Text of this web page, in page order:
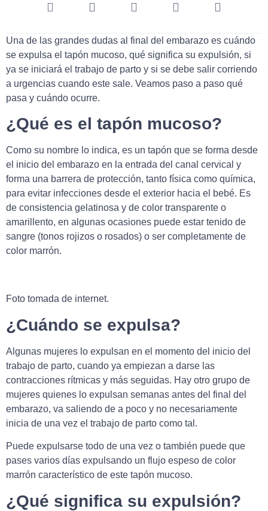
Una de las grandes dudas al final del embarazo es cuándo
se expulsa el tapón mucoso, qué significa su expulsión, si
ya se iniciará el trabajo de parto y si se debe salir corriendo
a urgencias cuando este sale. Veamos paso a paso qué
pasa y cuándo ocurre.
¿Qué es el tapón mucoso?
Como su nombre lo indica, es un tapón que se forma desde
el inicio del embarazo en la entrada del canal cervical y
forma una barrera de protección, tanto física como química,
para evitar infecciones desde el exterior hacia el bebé. Es
de consistencia gelatinosa y de color transparente o
amarillento, en algunas ocasiones puede estar tenido de
sangre (tonos rojizos o rosados) o ser completamente de
color marrón.
Foto tomada de internet.
¿Cuándo se expulsa?
Algunas mujeres lo expulsan en el momento del inicio del
trabajo de parto, cuando ya empiezan a darse las
contracciones rítmicas y más seguidas. Hay otro grupo de
mujeres quienes lo expulsan semanas antes del final del
embarazo, va saliendo de a poco y no necesariamente
inicia de una vez el trabajo de parto como tal.
Puede expulsarse todo de una vez o también puede que
pases varios días expulsando un flujo espeso de color
marrón característico de este tapón mucoso.
¿Qué significa su expulsión?